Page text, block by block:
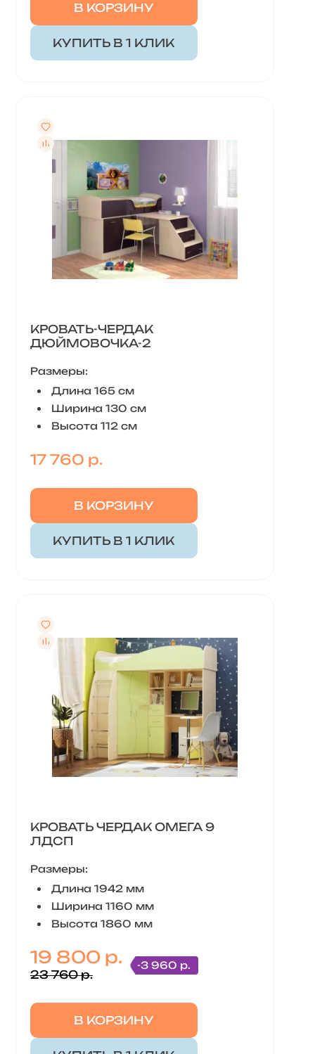
В КОРЗИНУ
КУПИТЬ В 1 КЛИК
КРОВАТЬ-ЧЕРДАК
ДЮЙМОВОЧКА-2
Размеры:
Длина 165 см
Ширина 130 см
Высота 112 см
17 760 р.
В КОРЗИНУ
КУПИТЬ В 1 КЛИК
КРОВАТЬ ЧЕРДАК ОМЕГА 9
ЛДСП
Размеры:
Длина 1942 мм
Ширина 1160 мм
Высота 1860 мм
19 800 р.
23 760 р.
-3 960 р.
В КОРЗИНУ